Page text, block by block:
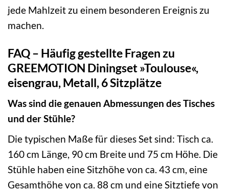
jede Mahlzeit zu einem besonderen Ereignis zu
machen.
FAQ – Häufig gestellte Fragen zu
GREEMOTION Diningset »Toulouse«,
eisengrau, Metall, 6 Sitzplätze
Was sind die genauen Abmessungen des Tisches
und der Stühle?
Die typischen Maße für dieses Set sind: Tisch ca.
160 cm Länge, 90 cm Breite und 75 cm Höhe. Die
Stühle haben eine Sitzhöhe von ca. 43 cm, eine
Gesamthöhe von ca. 88 cm und eine Sitztiefe von